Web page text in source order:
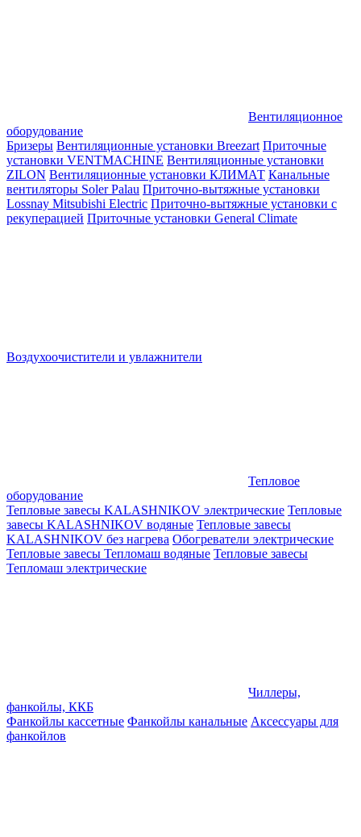
Вентиляционное
оборудование
Бризеры Вентиляционные установки Breezart Приточные
установки VENTMACHINE Вентиляционные установки
ZILON Вентиляционные установки КЛИМАТ Канальные
вентиляторы Soler Palau Приточно-вытяжные установки
Lossnay Mitsubishi Electric Приточно-вытяжные установки с
рекуперацией Приточные установки General Climate
Воздухоочистители и увлажнители
Тепловое
оборудование
Тепловые завесы KALASHNIKOV электрические Тепловые
завесы KALASHNIKOV водяные Тепловые завесы
KALASHNIKOV без нагрева Обогреватели электрические
Тепловые завесы Тепломаш водяные Тепловые завесы
Тепломаш электрические
Чиллеры,
фанкойлы, ККБ
Фанкойлы кассетные Фанкойлы канальные Аксессуары для
фанкойлов